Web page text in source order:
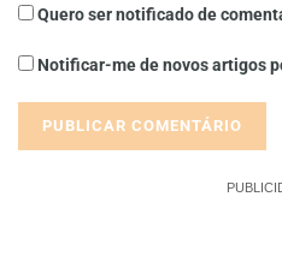
Quero ser notificado de
Notificar-me de novos artigos